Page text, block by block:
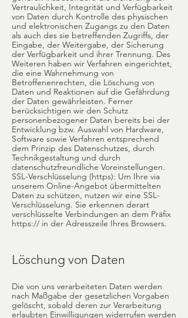
Vertraulichkeit, Integrität und Verfügbarkeit
von Daten durch Kontrolle des physischen
und elektronischen Zugangs zu den Daten
als auch des sie betreffenden Zugriffs, der
Eingabe, der Weitergabe, der Sicherung
der Verfügbarkeit und ihrer Trennung. Des
Weiteren haben wir Verfahren eingerichtet,
die eine Wahrnehmung von
Betroffenenrechten, die Löschung von
Daten und Reaktionen auf die Gefährdung
der Daten gewährleisten. Ferner
berücksichtigen wir den Schutz
personenbezogener Daten bereits bei der
Entwicklung bzw. Auswahl von Hardware,
Software sowie Verfahren entsprechend
dem Prinzip des Datenschutzes, durch
Technikgestaltung und durch
datenschutzfreundliche Voreinstellungen.
SSL-Verschlüsselung (https): Um Ihre via
unserem Online-Angebot übermittelten
Daten zu schützen, nutzen wir eine SSL-
Verschlüsselung. Sie erkennen derart
verschlüsselte Verbindungen an dem Präfix
https:// in der Adresszeile Ihres Browsers.
Löschung von Daten
Die von uns verarbeiteten Daten werden
nach Maßgabe der gesetzlichen Vorgaben
gelöscht, sobald deren zur Verarbeitung
erlaubten Einwilligungen widerrufen werden